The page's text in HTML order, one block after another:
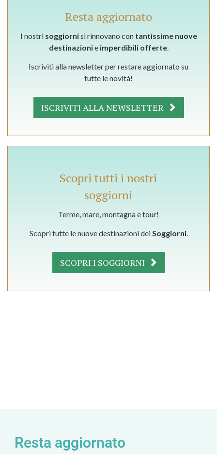
Resta aggiornato
I nostri soggiornisi rinnovano con tantissime nuove
destinazionie imperdibili offerte.
Iscriviti alla newsletter per restare aggiornato su
tutte le novità!
ISCRIVITI ALLA NEWSLETTER
Scopri tutti i nostri
soggiorni
Terme, mare, montagna e tour!
Scopri tutte le nuove destinazioni deiSoggiorni.
SCOPRI I SOGGIORNI
Resta aggiornato